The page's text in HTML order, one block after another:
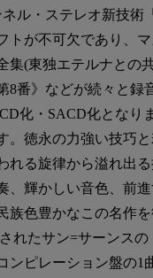
ネル・ステレオ新技
トが不可欠であり、
集(東独エテルナとの
8番》などが続々と録
化・SACD化となり
。徳永の力強い技巧
れる旋律から溢れ出
、輝かしい音色、前
族色豊かなこの名作
れたサン=サーンス
ンピレーション盤の1